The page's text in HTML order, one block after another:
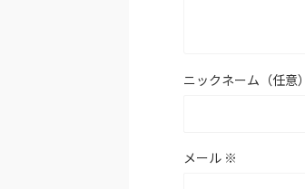
ニックネーム（任意）
メール ※